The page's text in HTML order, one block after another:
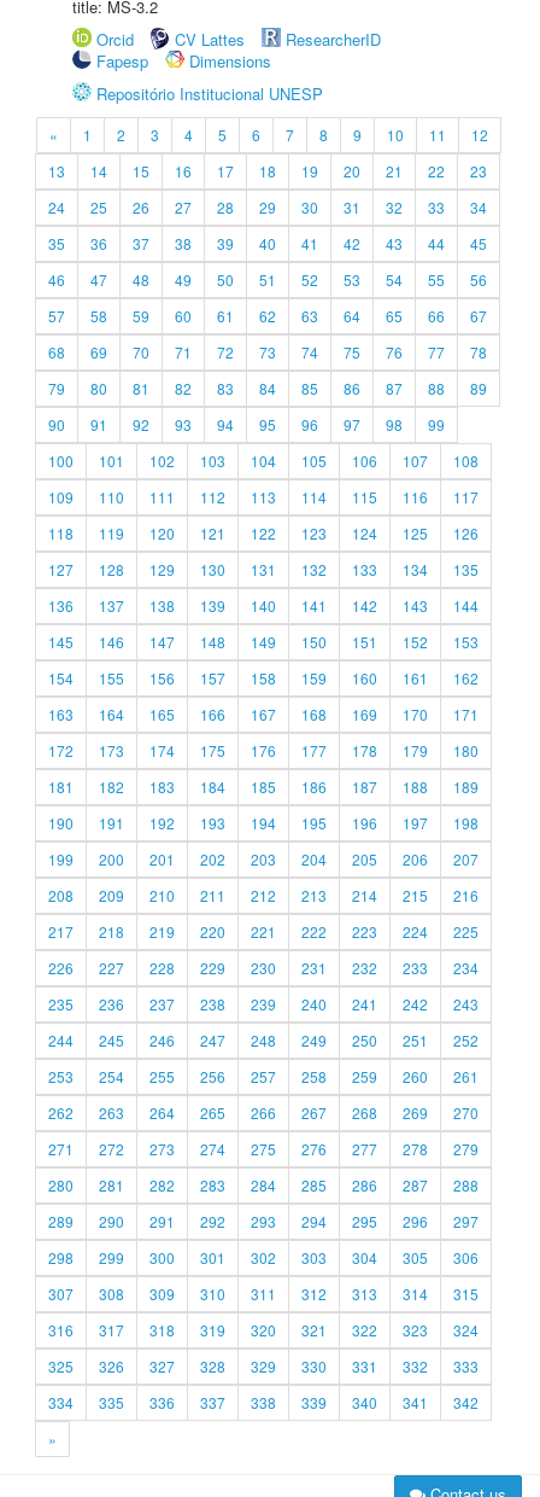
title: MS-3.2
Orcid
CV Lattes
ResearcherID
Fapesp
Dimensions
Repositório Institucional UNESP
« 1 2 3 4 5 6 7 8 9 10 11
12
13
14 15 16 17 18 19 20 21 22
23
24
25 26 27 28 29 30 31 32 33
34
35
36 37 38 39 40 41 42 43 44
45
46
47 48 49 50 51 52 53 54 55
56
57
58 59 60 61 62 63 64 65 66
67
68
69 70 71 72 73 74 75 76 77
78
79
80 81 82 83 84 85 86 87 88
89
90
91 92 93 94 95 96 97 98
99
100
101 102 103 104 105 106 107
108
109
110 111 112 113 114 115 116
117
118
119 120 121 122 123 124 125
126
127
128 129 130 131 132 133 134
135
136
137 138 139 140 141 142 143
144
145
146 147 148 149 150 151 152
153
154
155 156 157 158 159 160 161
162
163
164 165 166 167 168 169 170
171
172
173 174 175 176 177 178 179
180
181
182 183 184 185 186 187 188
189
190
191 192 193 194 195 196 197
198
199
200 201 202 203 204 205 206
207
208
209 210 211 212 213 214 215
216
217
218 219 220 221 222 223 224
225
226
227 228 229 230 231 232 233
234
235
236 237 238 239 240 241 242
243
244
245 246 247 248 249 250 251
252
253
254 255 256 257 258 259 260
261
262
263 264 265 266 267 268 269
270
271
272 273 274 275 276 277 278
279
280
281 282 283 284 285 286 287
288
289
290 291 292 293 294 295 296
297
298
299 300 301 302 303 304 305
306
307
308 309 310 311 312 313 314
315
316
317 318 319 320 321 322 323
324
325
326 327 328 329 330 331 332
333
334
335 336 337 338 339 340 341
342
»